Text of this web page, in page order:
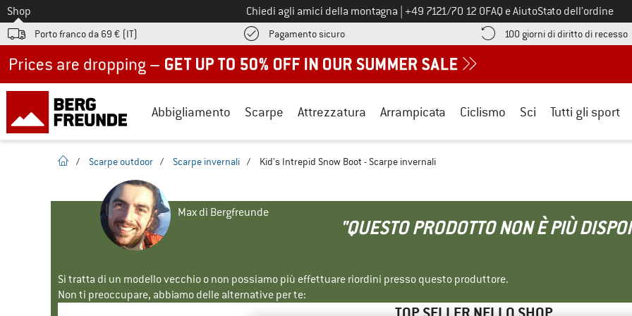
Allo
Shop Chiedi agli amici della montagna Chiamaci al numero
+49 7121/70 12 0FAQ e AiutoStato dell’ordine
Porto franco da 69 € (IT) Pagamento sicuroQui trovi le informazioni di pagamento! Si apre in una casella
100 giorni di diritto di recesso
Abbigliamento Scarpe Attrezzatura Arrampicata Ciclismo Sci Tutti gli sport
pagina iniziale
/ Scarpe outdoor / Scarpe invernali / Kid's Intrepid Snow Boot - Scarpe invernali
Max di Bergfreunde
"QUESTO PRODOTTO NON È PIÙ
Si tratta di un modello vecchio o non possiamo più effettuare riordini presso questo produttore.
Non ti preoccupare, abbiamo delle alternative per te: